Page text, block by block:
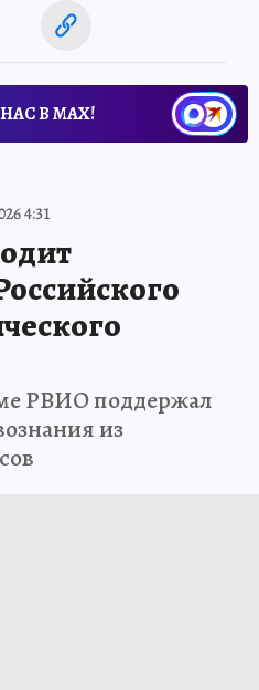
В МАХ!
4:31
РВИО поддержал
из